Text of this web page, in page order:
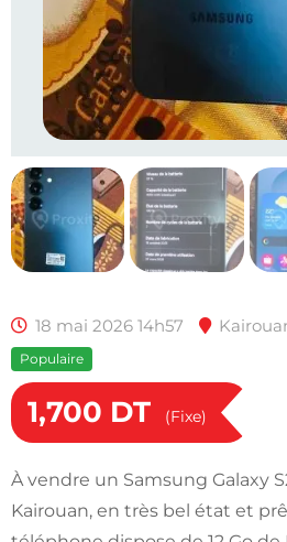
18 mai 2026 14h57
Populaire
1,700 DT (Fixe)
À vendre un Samsung Galaxy
Kairouan, en très bel état et